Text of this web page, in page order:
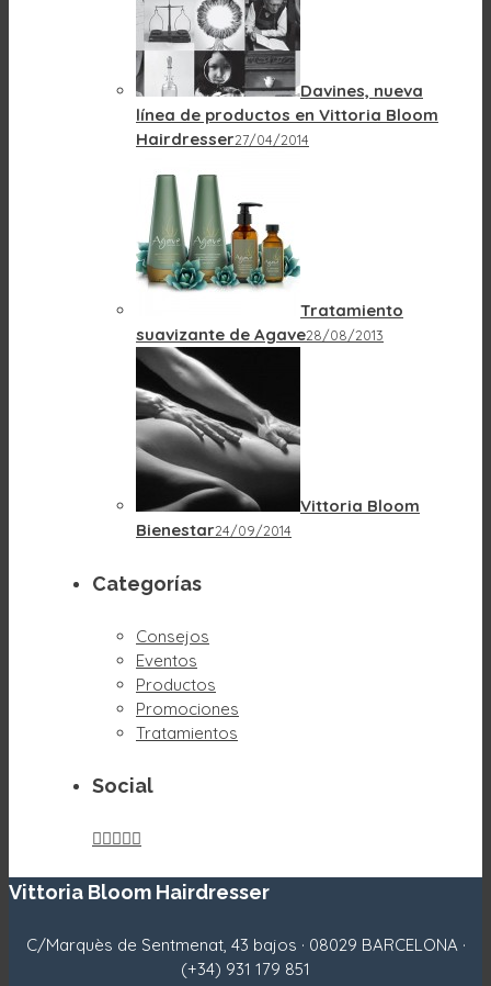
Davines, nueva
línea de productos en Vittoria Bloom
Hairdresser27/04/2014
Tratamiento
suavizante de Agave28/08/2013
Vittoria Bloom
Bienestar24/09/2014
Categorías
Consejos
Eventos
Productos
Promociones
Tratamientos
Social

Vittoria Bloom Hairdresser
C/Marquès de Sentmenat, 43 bajos · 08029 BARCELONA ·
(+34) 931 179 851